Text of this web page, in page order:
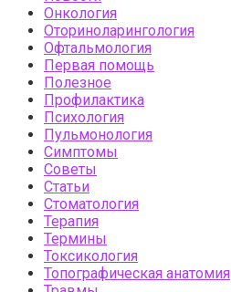
Онкология
Оториноларингология
Офтальмология
Первая помощь
Полезное
Профилактика
Психология
Пульмонология
Симптомы
Советы
Статьи
Стоматология
Терапия
Термины
Токсикология
Топографическая анатомия